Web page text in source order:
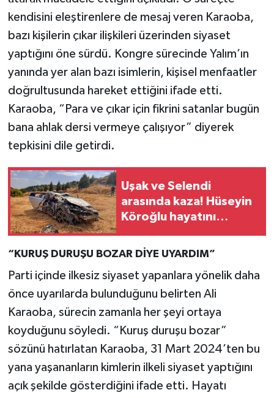
kendisini eleştirenlere de mesaj veren Karaoba,
bazı kişilerin çıkar ilişkileri üzerinden siyaset
yaptığını öne sürdü. Kongre sürecinde Yalım’ın
yanında yer alan bazı isimlerin, kişisel menfaatler
doğrultusunda hareket ettiğini ifade etti.
Karaoba, “Para ve çıkar için fikrini satanlar bugün
bana ahlak dersi vermeye çalışıyor” diyerek
tepkisini dile getirdi.
Uşak ve Selendi
arasında kaza! Hüseyin
Köroğlu hayatını
“KURUŞ DURUŞU BOZAR DİYE UYARDIM”
Parti içinde ilkesiz siyaset yapanlara yönelik daha
önce uyarılarda bulunduğunu belirten Ali
Karaoba, sürecin zamanla her şeyi ortaya
koyduğunu söyledi. “Kuruş duruşu bozar”
sözünü hatırlatan Karaoba, 31 Mart 2024’ten bu
yana yaşananların kimlerin ilkeli siyaset yaptığını
açık şekilde gösterdiğini ifade etti. Hayatı